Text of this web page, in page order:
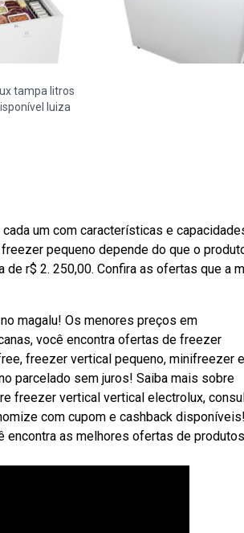
tampa litros
luiza
um com características e
pequeno depende do que o
r$ 2. 250,00. Confira as ofertas que a
magalu! Os menores preços em
você encontra ofertas de freezer
freezer vertical pequeno, minifreezer e
parcelado sem juros! Saiba mais sobre
freezer vertical vertical electrolux,
com cupom e cashback disponíveis!
encontra as melhores ofertas de